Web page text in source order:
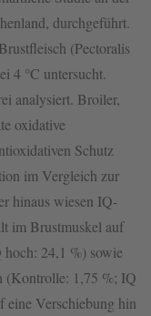
durchgeführt.
(Pectoralis
4 °C untersucht.
analysiert. Broiler,
oxidative
Schutz
im Vergleich zur
hinaus wiesen IQ-
im Brustmuskel auf
24,1 %) sowie
(Kontrolle: 1,75 %; IQ
eine Verschiebung hin